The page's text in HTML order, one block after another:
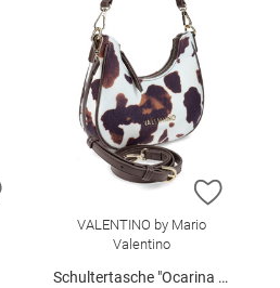
ZUR WUNSCHLISTE HINZUFÜGEN
ZUR
VALENTINO by Mario
Valentino
Schultertasche "Ocarina Winter"